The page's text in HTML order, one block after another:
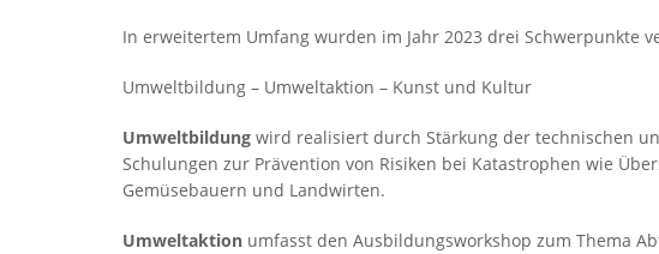
In erweitertem Umfang wurden im Jahr 2023 drei Schwerpunkte
Umweltbildung – Umweltaktion – Kunst und Kultur
Umweltbildung wird realisiert durch Stärkung der technischen
Schulungen zur Prävention von Risiken bei Katastrophen wie
Gemüsebauern und Landwirten.
Umweltaktion umfasst den Ausbildungsworkshop zum Thema